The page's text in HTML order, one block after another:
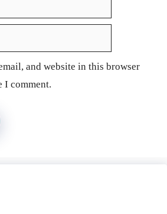
and website in this browser
I comment.